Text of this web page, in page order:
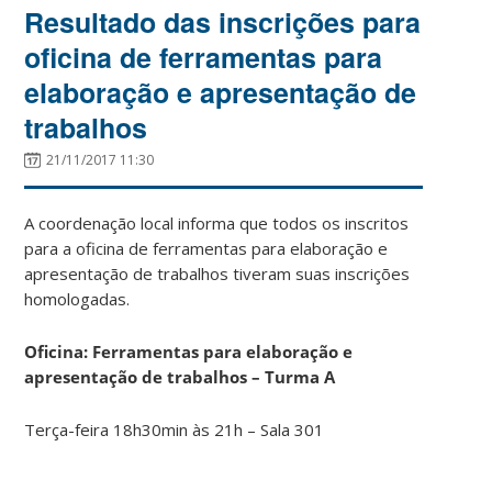
Resultado das inscrições para
oficina de ferramentas para
elaboração e apresentação de
trabalhos
21/11/2017 11:30
A coordenação local informa que todos os inscritos
para a oficina de ferramentas para elaboração e
apresentação de trabalhos tiveram suas inscrições
homologadas.
Oficina: Ferramentas para elaboração e
apresentação de trabalhos– Turma A
Terça-feira 18h30min às 21h – Sala 301